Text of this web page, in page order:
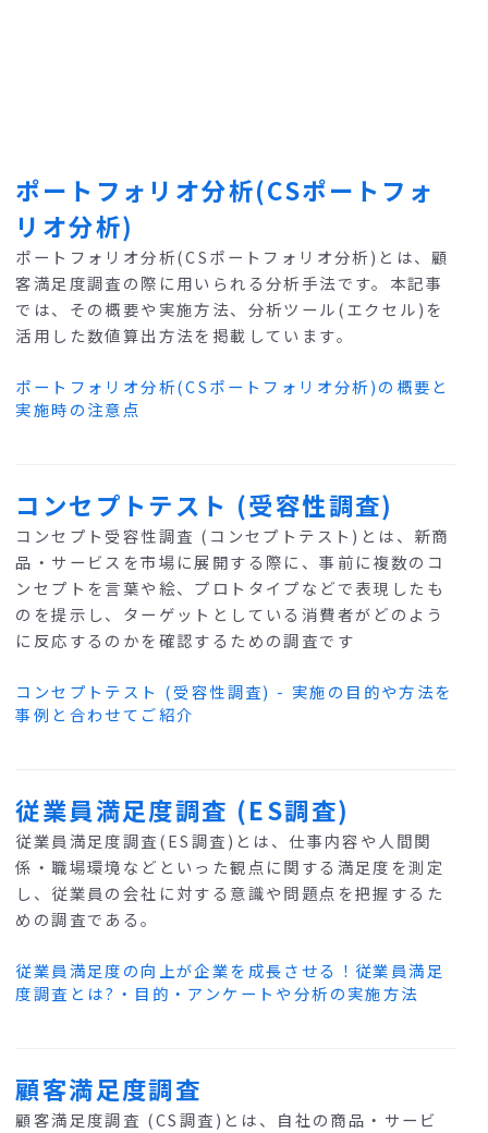
ポートフォリオ分析(CSポートフォ
リオ分析)
ポートフォリオ分析(CSポートフォリオ分析)とは、顧
客満足度調査の際に用いられる分析手法です。本記事
では、その概要や実施方法、分析ツール(エクセル)を
活用した数値算出方法を掲載しています。
ポートフォリオ分析(CSポートフォリオ分析)の概要と
実施時の注意点
コンセプトテスト (受容性調査)
コンセプト受容性調査 (コンセプトテスト)とは、新商
品・サービスを市場に展開する際に、事前に複数のコ
ンセプトを言葉や絵、プロトタイプなどで表現したも
のを提示し、ターゲットとしている消費者がどのよう
に反応するのかを確認するための調査です
コンセプトテスト (受容性調査) - 実施の目的や方法を
事例と合わせてご紹介
従業員満足度調査 (ES調査)
従業員満足度調査(ES調査)とは、仕事内容や人間関
係・職場環境などといった観点に関する満足度を測定
し、従業員の会社に対する意識や問題点を把握するた
めの調査である。
従業員満足度の向上が企業を成長させる！従業員満足
度調査とは?・目的・アンケートや分析の実施方法
顧客満足度調査
顧客満足度調査 (CS調査)とは、自社の商品・サービ